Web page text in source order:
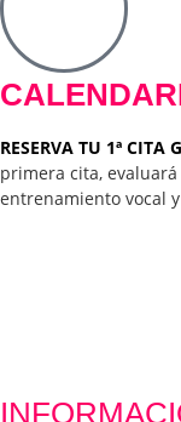
RESERVA TU 1ª
primera cita,
entrenamiento vocal